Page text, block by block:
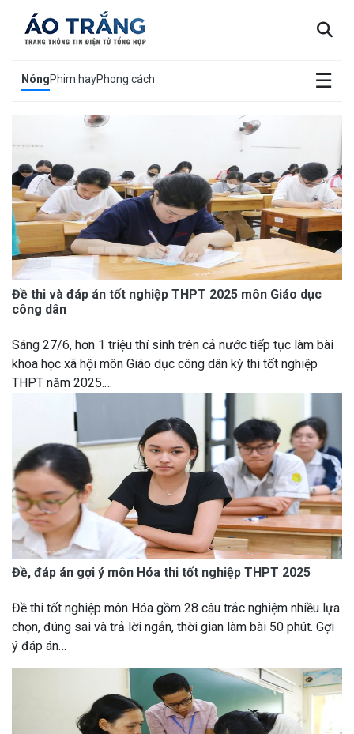
NóngPhim hayPhong cách ☰
×
Đề thi và đáp án tốt nghiệp THPT 2025 môn Giáo dục
công dân
Sáng 27/6, hơn 1 triệu thí sinh trên cả nước tiếp tục làm bài
khoa học xã hội môn Giáo dục công dân kỳ thi tốt nghiệp
THPT năm 2025.…
Đề, đáp án gợi ý môn Hóa thi tốt nghiệp THPT 2025
Đề thi tốt nghiệp môn Hóa gồm 28 câu trắc nghiệm nhiều lựa
chọn, đúng sai và trả lời ngắn, thời gian làm bài 50 phút. Gợi
ý đáp án…